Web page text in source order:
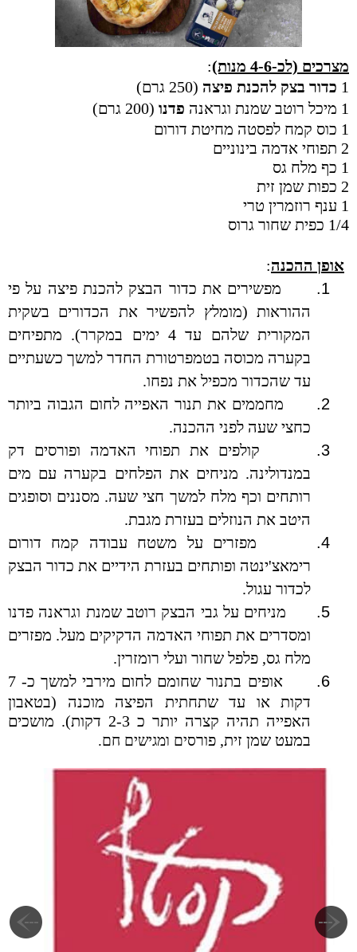
מצרכים (לכ-4-6 מנות)
:
1 כדור בצק להכנת פיצה (250 גרם)
1 מיכל
רוטב שמנת וגראנה פדנו (200 גרם)
1 כוס קמח לפסטה מחיטת דורום
2 תפוחי אדמה בינוניים
1 כף מלח גס
2 כפות שמן זית
1 ענף רוזמרין טרי
1/4 כפית שחור גרוס
אופן ההכנה:
1.
מפשירים את כדור הבצק להכנת פיצה על פי
ההוראות (מומלץ להפשיר את הכדורים בשקית
המקורית שלהם עד 4 ימים במקרר). מתפיחים
בקערה מכוסה בטמפרטורת החדר למשך כשעתיים
עד שהכדור מכפיל את נפחו.
2.
מחממים את תנור האפייה לחום הגבוה ביותר
כחצי שעה לפני ההכנה.
3.
קולפים את תפוחי האדמה ופורסים דק
במנדולינה. מניחים את הפלחים בקערה עם מים
רותחים וכף מלח למשך חצי שעה. מסננים וסופגים
היטב את הנוזלים בעזרת מגבת.
4.
מפזרים על משטח עבודה קמח דורום
רימאצ'ינטה ופותחים בעזרת הידיים את כדור הבצק
לכדור עגול.
5.
מניחים על גבי הבצק רוטב שמנת וגראנה פדנו
ומסדרים את תפוחי האדמה הדקיקים מעל. מפזרים
מלח גס, פלפל שחור ועלי רומזרין.
6.
אופים בתנור שחומם לחום מירבי למשך כ- 7
דקות או עד שתחתית הפיצה מוכנה (בטאבון
האפייה תהיה קצרה יותר כ 2-3 דקות). מושכים
במעט שמן זית, פורסים ומגישים חם.